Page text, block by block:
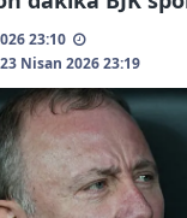
23:10
23 Nisan 2026 23:19